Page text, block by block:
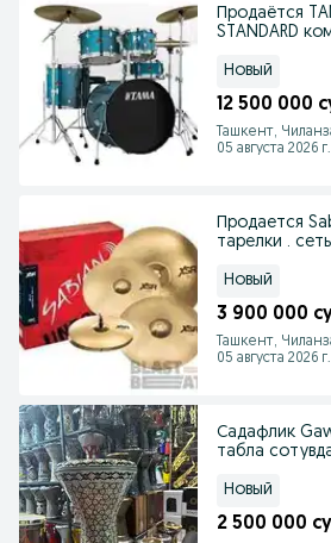
Продаётся
STANDARD
Новый
12 500 000
Ташкент,
05 августа 2026 г.
Продается
тарелки . сеть
Новый
3 900 000
Ташкент,
05 августа 2026 г.
Садафлик
табла
Новый
2 500 000